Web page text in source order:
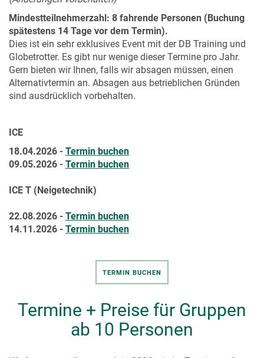
Mindestteilnehmerzahl: 8 fahrende Personen (Buchung
spätestens 14 Tage vor dem Termin).
Dies ist ein sehr exklusives Event mit der DB Training und
Globetrotter. Es gibt nur wenige dieser Termine pro Jahr.
Gern bieten wir Ihnen, falls wir absagen müssen, einen
Alternativtermin an. Absagen aus betrieblichen Gründen
sind ausdrücklich vorbehalten.
ICE
18.04.2026 - Termin buchen
09.05.2026 - Termin buchen
ICE T (Neigetechnik)
22.08.2026 - Termin buchen
14.11.2026 - Termin buchen
TERMIN BUCHEN
Termine + Preise für Gruppen
ab 10 Personen